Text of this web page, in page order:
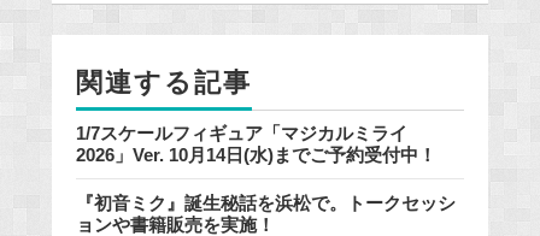
k
関連する記事
1/7スケールフィギュア「マジカルミライ
2026」Ver. 10月14日(水)までご予約受付中！
『初音ミク』誕生秘話を浜松で。トークセッシ
ョンや書籍販売を実施！